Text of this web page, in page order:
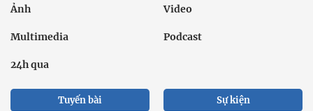
Ảnh Video
Multimedia Podcast
24h qua
Tuyến bài Sự kiện